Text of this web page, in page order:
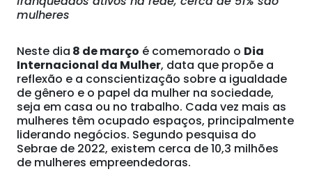
mulheres
Neste dia 8 de março é comemorado o Dia
Internacional da Mulher, data que propõe a
reflexão e a conscientização sobre a igualdade
de gênero e o papel da mulher na sociedade,
seja em casa ou no trabalho. Cada vez mais as
mulheres têm ocupado espaços, principalmente
liderando negócios. Segundo pesquisa do
Sebrae de 2022, existem cerca de 10,3 milhões
de mulheres empreendedoras.